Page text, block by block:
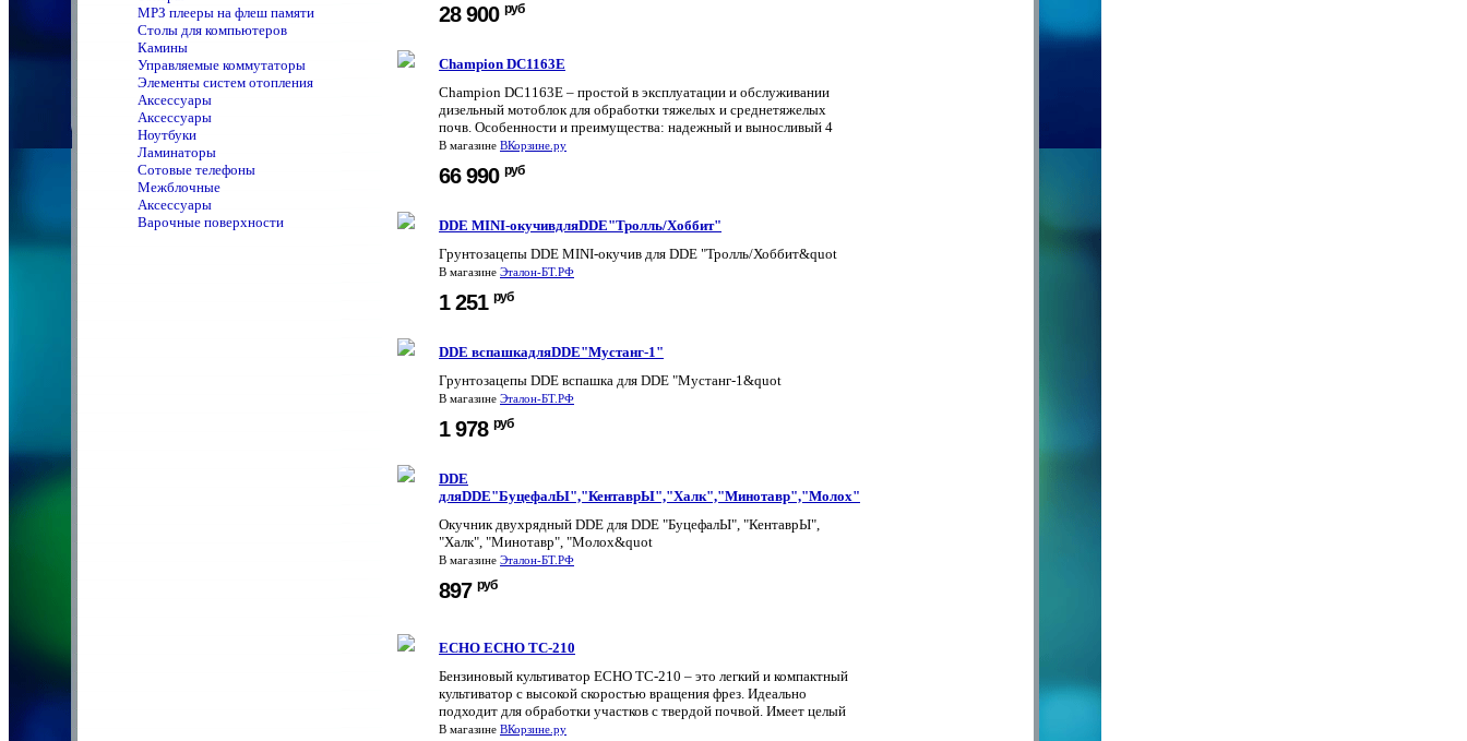
MPЗ плееры на флеш памяти
Столы для компьютеров
Камины
Управляемые коммутаторы
Элементы систем отопления
Аксессуары
Аксессуары
Ноутбуки
Ламинаторы
Сотовые телефоны
Межблочные
Аксессуары
Варочные поверхности
28 900 руб
Champion DC1163E
Champion DC1163E – простой в эксплуатации и обслуживании
дизельный мотоблок для обработки тяжелых и среднетяжелых
почв. Особенности и преимущества: надежный и выносливый 4
В магазине ВКорзине.ру
66 990 руб
DDE MINI-окучивдляDDE"Тролль/Хоббит"
Грунтозацепы DDE MINI-окучив для DDE "Тролль/Хоббит&quot
В магазине Эталон-БТ.РФ
1 251 руб
DDE вспашкадляDDE"Мустанг-1"
Грунтозацепы DDE вспашка для DDE "Мустанг-1&quot
В магазине Эталон-БТ.РФ
1 978 руб
DDE
дляDDE"БуцефалЫ","КентаврЫ","Халк","Минотавр","Молох"
Окучник двухрядный DDE для DDE "БуцефалЫ", "КентаврЫ",
"Халк", "Минотавр", "Молох&quot
В магазине Эталон-БТ.РФ
897 руб
ECHO ЕСНО ТС-210
Бензиновый культиватор ЕСНО ТС-210 – это легкий и компактный
культиватор с высокой скоростью вращения фрез. Идеально
подходит для обработки участков с твердой почвой. Имеет целый
В магазине ВКорзине.ру